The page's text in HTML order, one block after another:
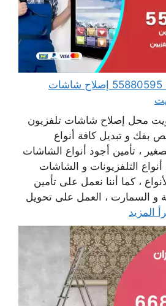
فني تصليح تلفزيونات 55880595 إصلاح شاشات
محل إصلاح شاشات تلفزيون
بفك و تبديل كافة أنواع
، تأمين أجود أنواع الشاشات
التلفزيونات و الشاشات
، كما أننا نعمل على تأمين
و السمارت ، العمل على تحويل
المزيد